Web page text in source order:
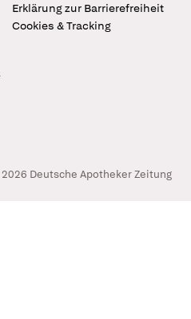
Erklärung zur Barrierefreiheit
Cookies & Tracking
Deutsche Apotheker Zeitung